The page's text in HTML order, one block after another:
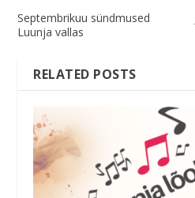
Septembrikuu sündmused
Luunja vallas
RELATED POSTS